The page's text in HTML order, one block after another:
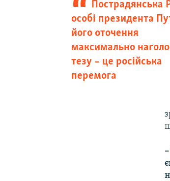
Пострадянська
особі президента
його оточення
максимально
тезу – це російська
перемога